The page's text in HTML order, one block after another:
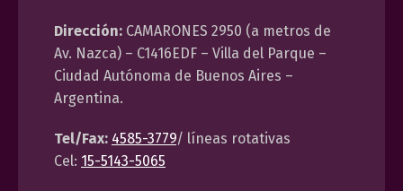
Dirección: CAMARONES 2950 (a metros de
Av. Nazca) – C1416EDF – Villa del Parque –
Ciudad Autónoma de Buenos Aires –
Argentina.
Tel/Fax: 4585-3779/ líneas rotativas
Cel: 15-5143-5065